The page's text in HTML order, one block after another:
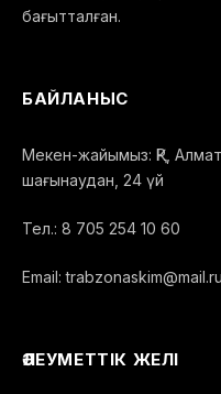
бағытталған.
БАЙЛАНЫС
Мекен-жайымыз: ҚР,
шағынаудан, 24 үй
Тел.: 8 705 254 10 60
Email: trabzonaskim@mail.ru
ӘЛЕУМЕТТІК ЖЕЛІ